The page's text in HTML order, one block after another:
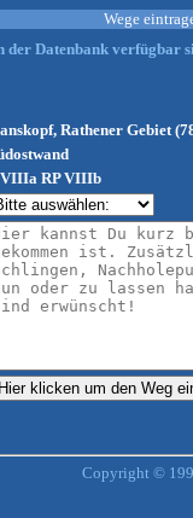
Wege
der Datenbank verfügbar
Rathener Gebiet
RP VIIIb
Copyright ©